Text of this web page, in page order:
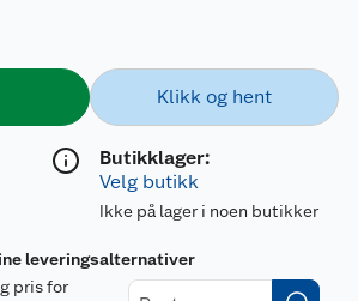
Klikk og hent
Butikklager:
Velg butikk
Ikke på lager i noen butikker
leveringsalternativer
pris for